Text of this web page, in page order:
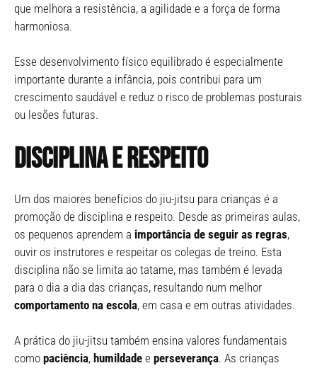
que melhora a resistência, a agilidade e a força de forma
harmoniosa.
Esse desenvolvimento físico equilibrado é especialmente
importante durante a infância, pois contribui para um
crescimento saudável e reduz o risco de problemas posturais
ou lesões futuras.
Disciplina e respeito
Um dos maiores benefícios do jiu-jitsu para crianças é a
promoção de disciplina e respeito. Desde as primeiras aulas,
os pequenos aprendem a importância de seguir as regras,
ouvir os instrutores e respeitar os colegas de treino. Esta
disciplina não se limita ao tatame, mas também é levada
para o dia a dia das crianças, resultando num melhor
comportamento na escola, em casa e em outras atividades.
A prática do jiu-jitsu também ensina valores fundamentais
como paciência, humildade e perseverança. As crianças